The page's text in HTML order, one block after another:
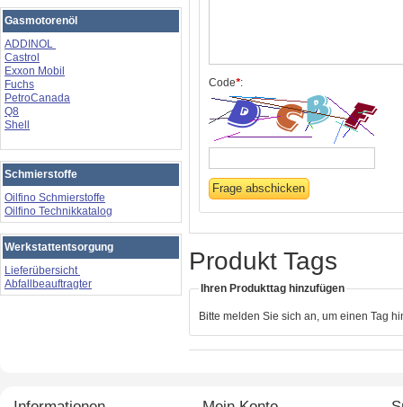
Code*:
Produkt Tags
Ihren Produkttag hinzufügen
Bitte melden Sie sich an, um einen Tag
Gasmotorenöl
ADDINOL
Castrol
Exxon Mobil
Fuchs
PetroCanada
Q8
Shell
Schmierstoffe
Oilfino Schmierstoffe
Oilfino Technikkatalog
Werkstattentsorgung
Lieferübersicht
Abfallbeauftragter